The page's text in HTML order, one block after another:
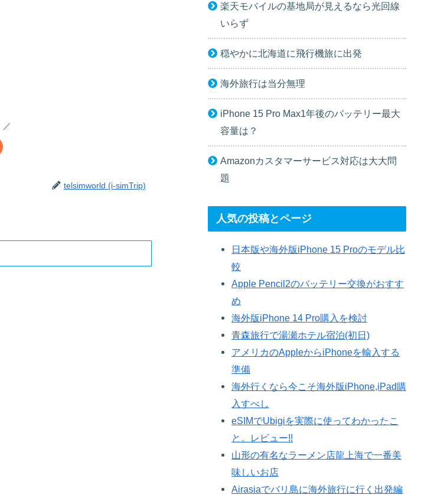
telsimworld (i-simTrip)
楽天モバイルの基地局が見えるなら光回線
いらず
穏やかに北海道に飛行機旅に出発
海外旅行は当分無理
iPhone 15 Pro Max1年後のバッテリー最大
容量は？
Amazonカスタマーサービス対応は大大問
題
人気の投稿とページ
日本版や海外版iPhone 15 Proのモデル比
較
Apple Pencil2のバッテリー交換がおすす
め
海外版iPhone 14 Pro購入を検討
青森旅行で湯瀬ホテル宿泊(初日)
アメリカのAppleからiPhoneを輸入する
準備
海外行くなら今こそ海外版iPhone,iPad購
入すべし
eSIMでUbigiを実際に使ってわかったこ
と。レビュー!!
山形の有名なラーメン店龍上海で一番美
味しいお店
Airasiaでバリ島に海外旅行に行く出発編